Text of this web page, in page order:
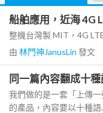
船舶應用，近海 4G
整機台灣製 MIT，4G
由 林門神JanusLin 發文
同一篇內容翻成十
我們做的是一套「上傳一
的產品，內容要以十種語